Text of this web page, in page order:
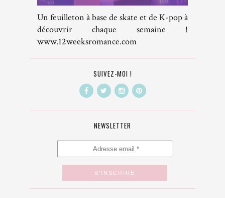
Un feuilleton à base de skate et de K-pop à
découvrir chaque semaine !
www.12weeksromance.com
SUIVEZ-MOI !
NEWSLETTER